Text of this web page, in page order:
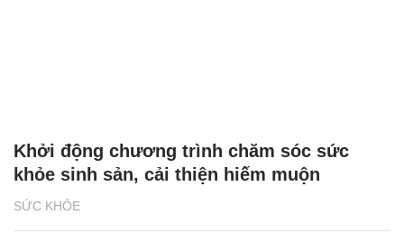
SỨC KHỎE
Khởi động chương trình chăm sóc sức
khỏe sinh sản, cải thiện hiếm muộn